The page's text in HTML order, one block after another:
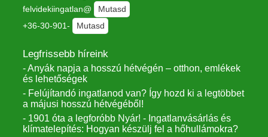
felvidekiingatlan@
Mutasd
+36-30-901-
Mutasd
Legfrissebb híreink
- Anyák napja a hosszú hétvégén – otthon, emlékek
és lehetőségek
- Felújítandó ingatlanod van? Így hozd ki a legtöbbet
a májusi hosszú hétvégéből!
- 1901 óta a legforóbb Nyár! - Ingatlanvásárlás és
klímatelepítés: Hogyan készülj fel a hőhullámokra?